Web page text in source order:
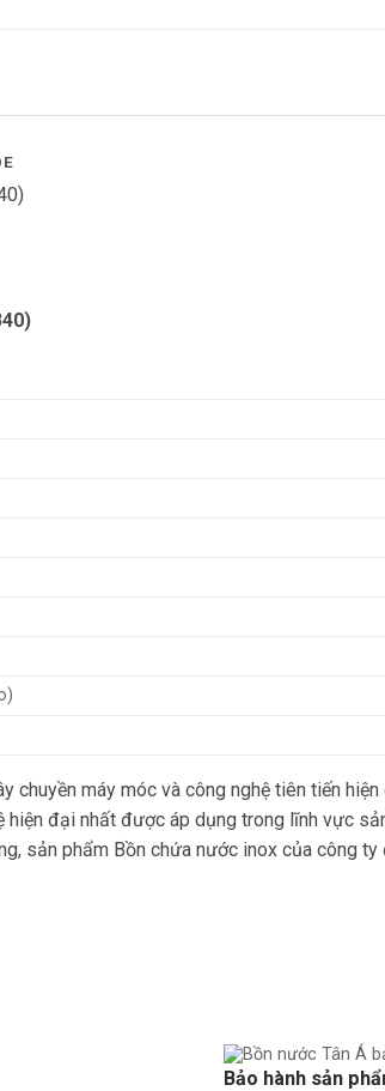
chuyền máy móc và công nghệ tiên tiến
đại nhất được áp dụng trong lĩnh vực
sản phẩm Bồn chứa nước inox của công
Bảo hành sản